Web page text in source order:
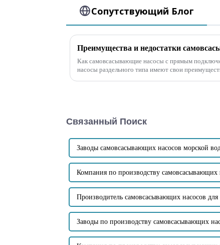
Сопутствующий Блог
Как самовсасывающие насосы с прямым
насосы раздельного типа имеют свои
Связанный Поиск
Заводы самовсасывающих насосов морской
Компания по производству самовсасывающих
Производитель самовсасывающих насосов
Заводы по производству самовсасывающих